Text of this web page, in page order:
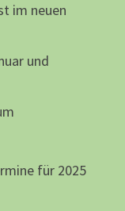
im neuen
und
für 2025